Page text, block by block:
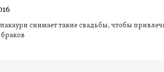
снимает такие свадьбы, чтобы